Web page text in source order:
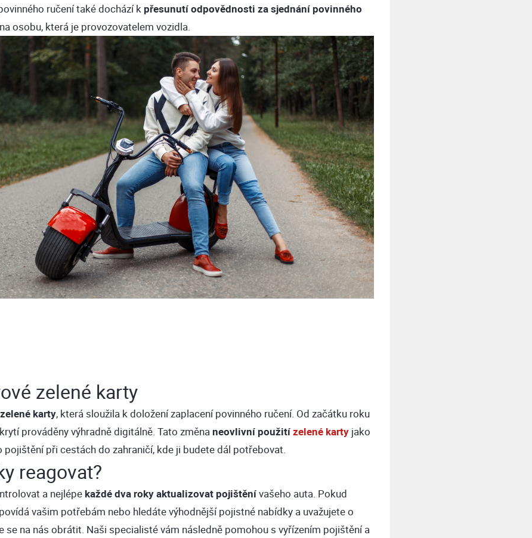
ručení také dochází k přesunutí odpovědnosti za sjednání povinného
osobu, která je provozovatelem vozidla.
zelené karty
karty, která sloužila k doložení zaplacení povinného ručení. Od začátku roku
prováděny výhradně digitálně. Tato změnaneovlivní použitízelené kartyjako
pojištění při cestách do zahraničí, kde ji budete dál potřebovat.
reagovat?
a nejlépe každé dva roky aktualizovat pojištěnívašeho auta. Pokud
vašim potřebám nebo hledáte výhodnější pojistné nabídky a uvažujete o
se na nás obrátit. Naši specialisté vám následně pomohou s vyřízením pojištění a